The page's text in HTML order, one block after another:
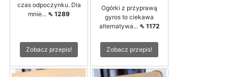
czas odpoczynku. Dla
mnie... ⇖ 1289
Zobacz przepis!
Ogórki z przyprawą
gyros to ciekawa
alternatywa... ⇖ 1172
Zobacz przepis!